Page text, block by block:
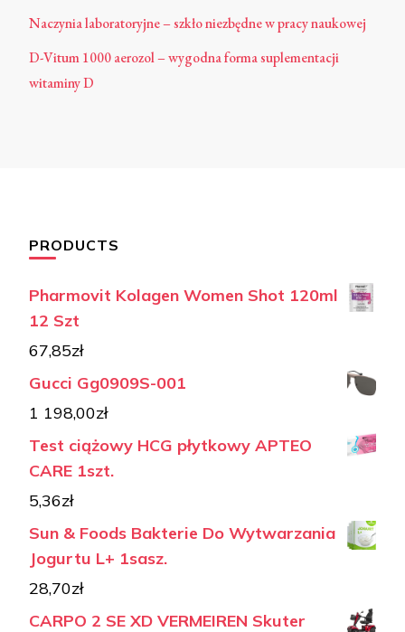
Naczynia laboratoryjne – szkło niezbędne w pracy naukowej
D-Vitum 1000 aerozol – wygodna forma suplementacji
witaminy D
PRODUCTS
Pharmovit Kolagen Women Shot 120ml
12 Szt
67,85zł
Gucci Gg0909S-001
1 198,00zł
Test ciążowy HCG płytkowy APTEO
CARE 1szt.
5,36zł
Sun & Foods Bakterie Do Wytwarzania
Jogurtu L+ 1sasz.
28,70zł
CARPO 2 SE XD VERMEIREN Skuter